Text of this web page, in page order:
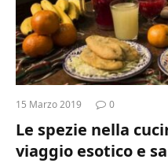
15 Marzo 2019 0
Le spezie nella
viaggio esotico e